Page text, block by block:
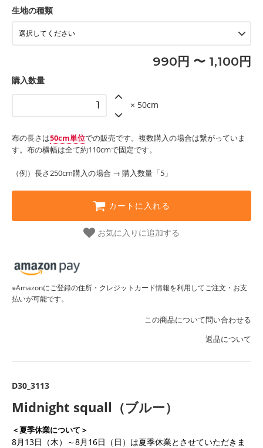
もっと詳しく見る
・工作用エプロン
もっと詳しく見る
生地の種類
990円 〜 1,100円
購入数量
× 50cm
布の長さは50cm単位での販売です。複数購入の場合は繋がっていま
す。布の横幅は全て約110cmで固定です。
（例）長さ250cm購入の場合 → 購入数量「5」
カートに入れる
お気に入りに追加する
※Amazonにご登録の住所・クレジットカード情報を利用してご注文・お支
払いが可能です。
この商品について問い合わせる
返品について
D30_3113
Midnight squall（ブルー）
＜夏季休業について＞
8月13日（木）～8月16日（日）は夏季休業とさせていただきま